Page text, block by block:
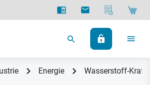
Energie Wasserstoff-